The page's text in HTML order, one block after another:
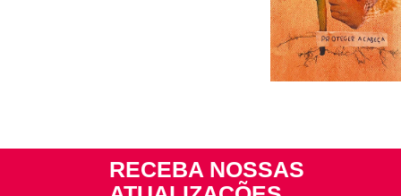
RECEBA NOSSAS